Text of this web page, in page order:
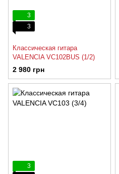
3
3
Классическая гитара
VALENCIA VC102BUS (1/2)
2 980 грн
3